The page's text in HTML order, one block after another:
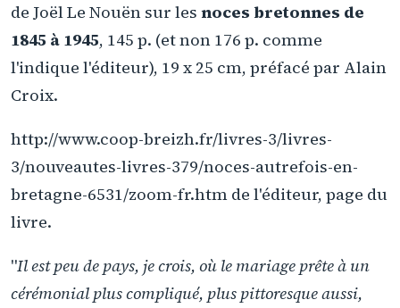
de Joël Le Nouën sur les noces bretonnes de
1845 à 1945, 145 p. (et non 176 p. comme
l'indique l'éditeur), 19 x 25 cm, préfacé par Alain
Croix.
http://www.coop-breizh.fr/livres-3/livres-
3/nouveautes-livres-379/noces-autrefois-en-
bretagne-6531/zoom-fr.htm de l'éditeur, page du
livre.
"Il est peu de pays, je crois, où le mariage prête à un
cérémonial plus compliqué, plus pittoresque aussi,